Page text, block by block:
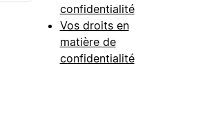
confidentialité
Vos droits en
matière de
confidentialité